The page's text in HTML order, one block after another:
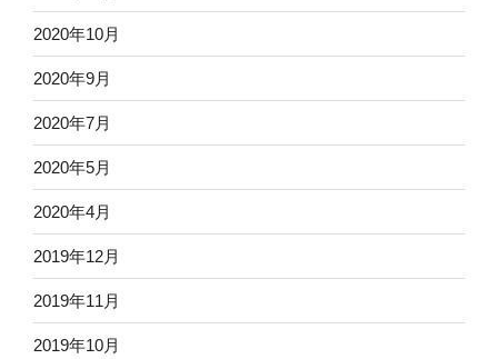
2020年10月
2020年9月
2020年7月
2020年5月
2020年4月
2019年12月
2019年11月
2019年10月